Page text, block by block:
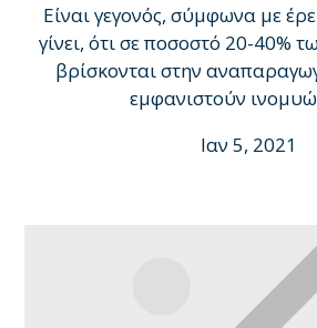
Είναι γεγονός, σύμφωνα με
γίνει, ότι σε ποσοστό 20-40%
βρίσκονται στην
εμφανιστούν
Ιαν 5, 2021